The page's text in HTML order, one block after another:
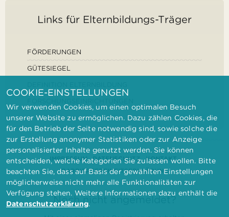
Links für Elternbildungs-Träger
FÖRDERUNGEN
GÜTESIEGEL
IMPRESSUM DATENSCHUTZ
KONTAKT
BARRIEREFREIHEITSERKLÄRUNG
Noch nicht angemeldet?
COOKIE-EINSTELLUNGEN
Wir verwenden Cookies, um einen optimalen Besuch
unserer Website zu ermöglichen. Dazu zählen Cookies, die
für den Betrieb der Seite notwendig sind, sowie solche die
zur Erstellung anonymer Statistiken oder zur Anzeige
personalisierter Inhalte genutzt werden. Sie können
entscheiden, welche Kategorien Sie zulassen wollen. Bitte
beachten Sie, dass auf Basis der gewählten Einstellungen
möglicherweise nicht mehr alle Funktionalitäten zur
Verfügung stehen. Weitere Informationen dazu enthält die
Datenschutzerklärung.